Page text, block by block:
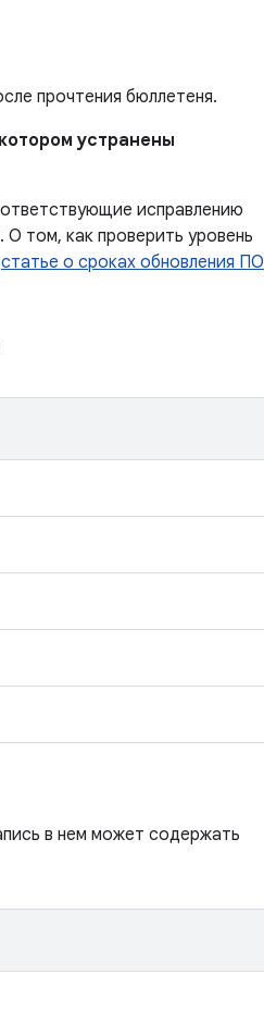
прочтения бюллетеня.
устранены
исправлению
том, как проверить уровень
статье о сроках обновления ПО
в нем может содержать